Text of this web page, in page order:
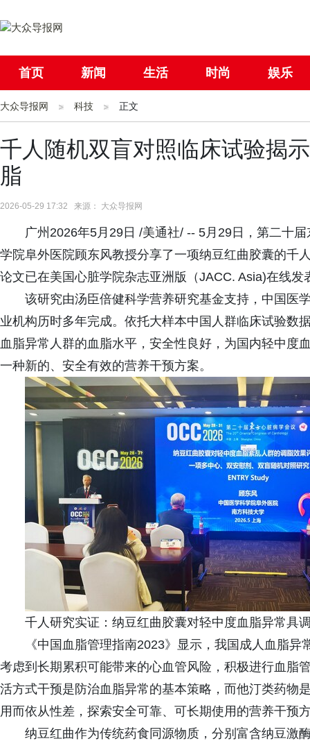
首页 新闻 生活 时尚 娱乐
社会 国际
大众导报网 科技 正文
千人随机双盲对照临床试验揭
脂
2026-05-29 17:32 来源： 大众导报网
广州2026年5月29日 /美通社/ -- 5月29日，第二十
学院阜外医院顾东风教授分享了一项纳豆红曲胶囊的千
论文已在美国心脏学院杂志亚洲版（JACC. Asia)在线发
该研究由汤臣倍健科学营养研究基金支持，中国医
业机构历时多年完成。依托大样本中国人群临床试验数
血脂异常人群的血脂水平，安全性良好，为国内轻中度
一种新的、安全有效的营养干预方案。
千人研究实证：纳豆红曲胶囊对轻中度血脂异常具
《中国血脂管理指南2023》显示，我国成人血脂
考虑到长期累积可能带来的心血管风险，积极进行血脂
活方式干预是防治血脂异常的基本策略，而他汀类药物
用而依从性差，探索安全可靠、可长期使用的营养干预
纳豆红曲作为传统药食同源物质，分别富含纳豆激